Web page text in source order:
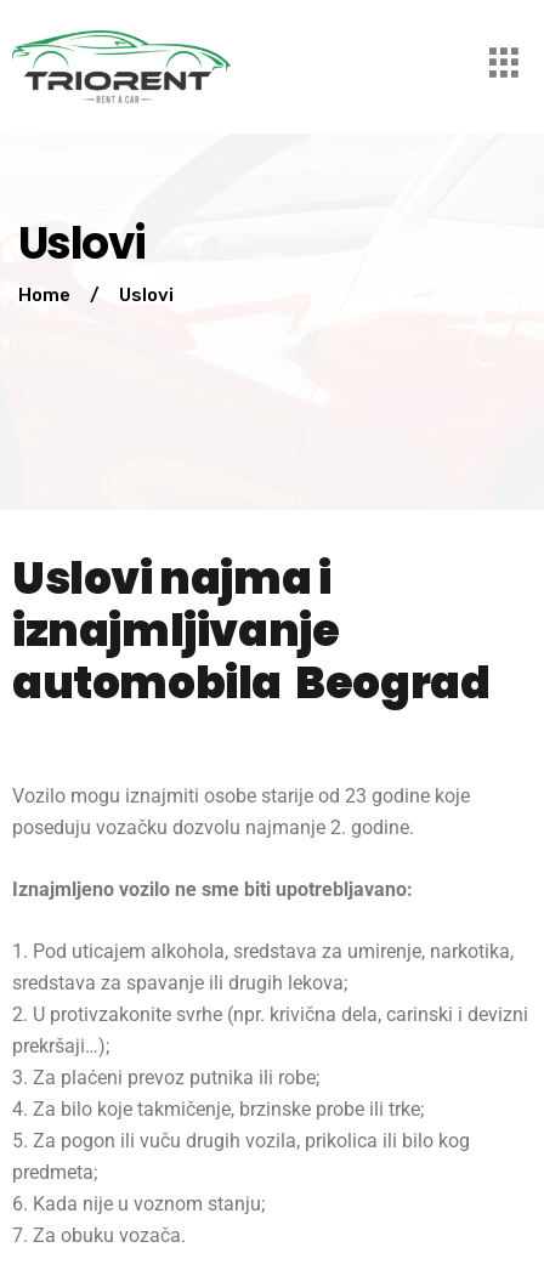
Uslovi
Home / Uslovi
Uslovi najma i
iznajmljivanje
automobila Beograd
Vozilo mogu iznajmiti osobe starije od 23 godine koje
poseduju vozačku dozvolu najmanje 2. godine.
Iznajmljeno vozilo ne sme biti upotrebljavano:
1. Pod uticajem alkohola, sredstava za umirenje, narkotika,
sredstava za spavanje ili drugih lekova;
2. U protivzakonite svrhe (npr. krivična dela, carinski i devizni
prekršaji…);
3. Za plaćeni prevoz putnika ili robe;
4. Za bilo koje takmičenje, brzinske probe ili trke;
5. Za pogon ili vuču drugih vozila, prikolica ili bilo kog
predmeta;
6. Kada nije u voznom stanju;
7. Za obuku vozača.